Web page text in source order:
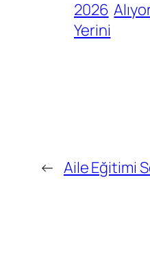
2026
Yerini
← Aile Eğitimi